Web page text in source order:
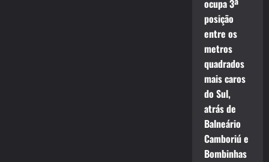
ocupa 3ª
posição
entre os
metros
quadrados
mais caros
do Sul,
atrás de
Balneário
Camboriú e
Bombinhas